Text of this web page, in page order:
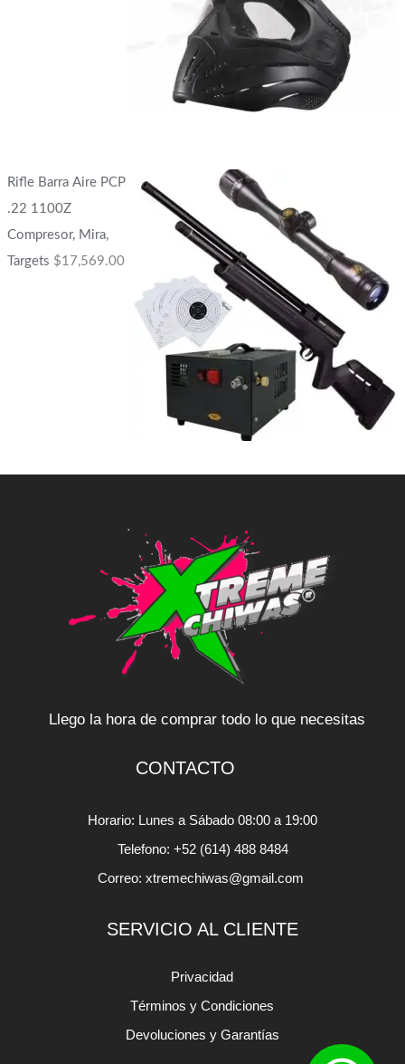
Rifle Barra Aire PCP
.22 1100Z
Compresor, Mira,
Targets $17,569.00
Llego la hora de comprar todo lo que necesitas
CONTACTO
Horario: Lunes a Sábado 08:00 a 19:00
Telefono: +52 (614) 488 8484
Correo: xtremechiwas@gmail.com
SERVICIO AL CLIENTE
Privacidad
Términos y Condiciones
Devoluciones y Garantías